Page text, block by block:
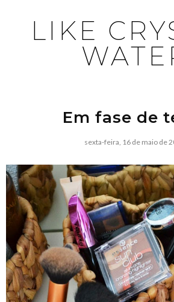
LIKE
Em fase de
sexta-feira, 16 de maio de